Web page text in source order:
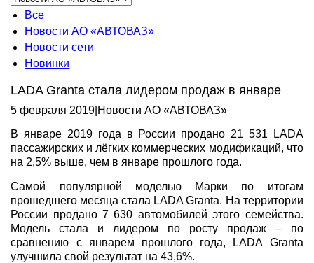
Все
Новости АО «АВТОВАЗ»
Новости сети
Новинки
LADA Granta стала лидером продаж в январе
5 февраля 2019 Новости АО «АВТОВАЗ»
В январе 2019 года в России продано 21 531 LADA
пассажирских и лёгких коммерческих модификаций, что
на 2,5% выше, чем в январе прошлого года.
Самой популярной моделью Марки по итогам
прошедшего месяца стала LADA Granta. На территории
России продано 7 630 автомобилей этого семейства.
Модель стала и лидером по росту продаж – по
сравнению с январем прошлого года, LADA Granta
улучшила свой результат на 43,6%.